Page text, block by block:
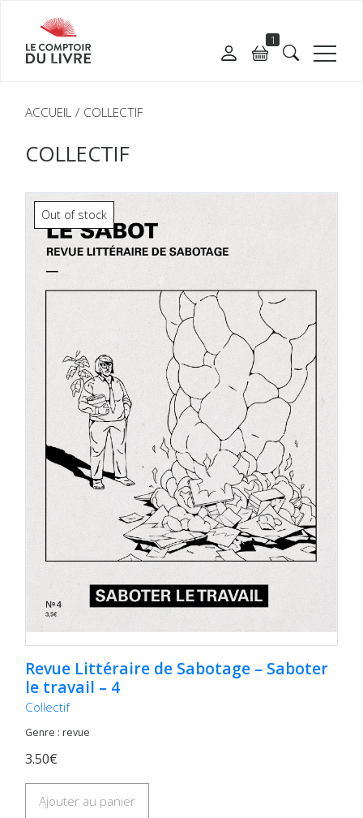
1
ACCUEIL COLLECTIF
COLLECTIF
Out of stock
Revue Littéraire de Sabotage – Saboter
le travail – 4
Collectif
Genre : revue
3.50€
Ajouter au panier